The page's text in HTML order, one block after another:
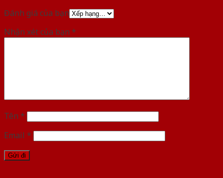
Đánh giá của bạn
Nhận xét của bạn *
Tên *
Email *